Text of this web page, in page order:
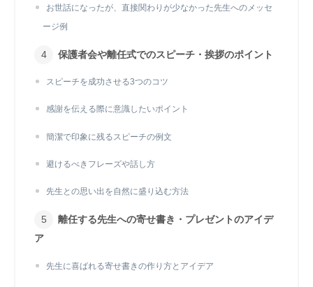
お世話になったが、直接関わりが少なかった先生へのメッセ
ージ例
保護者会や離任式でのスピーチ・挨拶のポイント
スピーチを成功させる3つのコツ
感謝を伝える際に意識したいポイント
簡潔で印象に残るスピーチの例文
避けるべきフレーズや話し方
先生との思い出を自然に盛り込む方法
離任する先生への寄せ書き・プレゼントのアイデ
ア
先生に喜ばれる寄せ書きの作り方とアイデア